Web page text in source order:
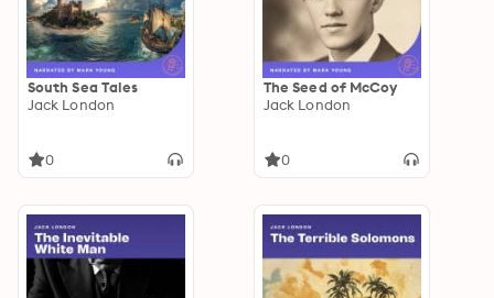
South Sea Tales
Jack London
0
The Seed of McCoy
Jack London
0